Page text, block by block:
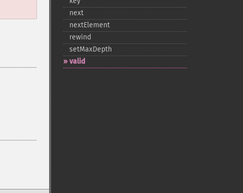
next
nextElement
rewind
setMaxDepth
valid